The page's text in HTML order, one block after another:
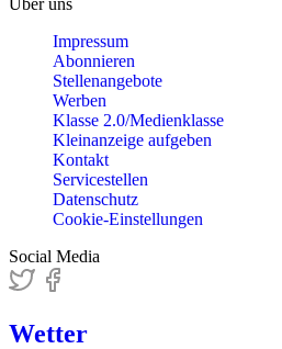
Über uns
Impressum
Abonnieren
Stellenangebote
Werben
Klasse 2.0/Medienklasse
Kleinanzeige aufgeben
Kontakt
Servicestellen
Datenschutz
Cookie-Einstellungen
Social Media
Wetter